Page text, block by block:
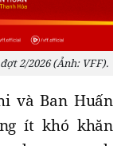
2/2026 (Ảnh: VFF).
và Ban Huấn
ít khó khăn